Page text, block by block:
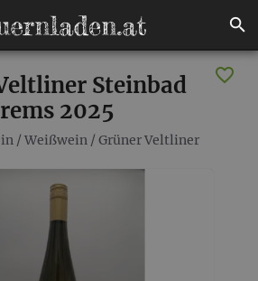
Steinbad
2025
/ Weißwein/ Grüner Veltliner